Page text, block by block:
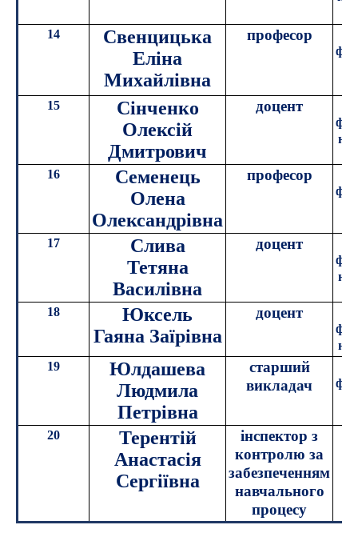
14
Свенцицька
Еліна
Михайлівна
професор
15
Сінченко
Олексій
Дмитрович
доцент
16
Семенець
Олена
Олександрівна
професор
17
Слива
Тетяна
Василівна
доцент
18
Юксель
Гаяна Заїрівна
доцент
19
Юлдашева
Людмила
Петрівна
старший
викладач
20
Терентій
Анастасія
Сергіївна
інспектор з
контролю за
забезпеченням
навчального
процесу